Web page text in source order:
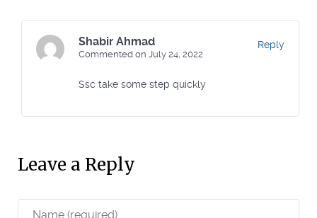
Shabir Ahmad
Commented on July 24, 2022
Ssc take some step quickly
Reply
Leave a Reply